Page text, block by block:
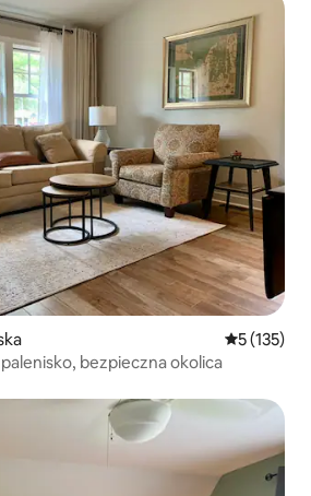
Wybór gości
Średnia
5 (135)
palenisko, bezpieczna okolica
Wybór gości